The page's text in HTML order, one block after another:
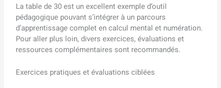
La table de 30 est un excellent exemple d’outil
pédagogique pouvant s’intégrer à un parcours
d’apprentissage complet en calcul mental et numération.
Pour aller plus loin, divers exercices, évaluations et
ressources complémentaires sont recommandés.
Exercices pratiques et évaluations ciblées